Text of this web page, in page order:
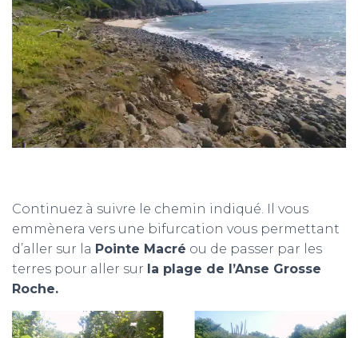
Continuez à suivre le chemin indiqué. Il vous
emmènera vers une bifurcation vous permettant
d’aller sur la Pointe Macré ou de passer par les
terres pour aller sur la plage de l’Anse Grosse
Roche.